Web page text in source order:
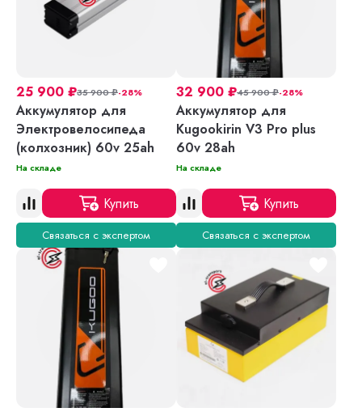
25 900 ₽35 900₽-28%
Аккумулятор для
Электровелосипеда
(колхозник) 60v 25ah
На складе
Купить
Связаться с экспертом
32 900 ₽45 900₽-28%
Аккумулятор для
Kugookirin V3 Pro plus
60v 28ah
На складе
Купить
Связаться с экспертом